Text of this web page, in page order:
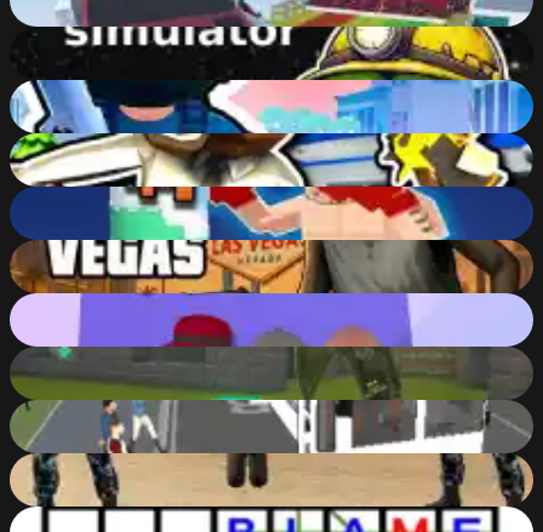
87
Pepecoin Miner Idle Simulator
88
World Z Defense - Zombie Defense
78%
Bank Robbery: Escape
83%
Boxing Legend Simulator 2077
87
Granny GTA Vegas
81%
Gangsta Island: Crime City
89
Counter Craft Modern Warfare 2
89%
Bus Driver Simulator 3D
63%
Broken City Combat
83%
Word Tic Tac Toe - TikTakWord